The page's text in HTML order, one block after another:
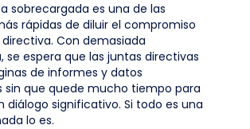
sobrecargada es una de las
rápidas de diluir el compromiso
Con demasiada
se espera que las juntas directivas
de informes y datos
sin que quede mucho tiempo para
diálogo significativo. Si todo es una
lo es.